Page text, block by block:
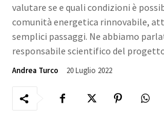
valutare se e quali condizioni è
comunità energetica rinnovabile,
semplici passaggi. Ne abbiamo
responsabile scientifico del
Andrea Turco 20 Luglio 2022